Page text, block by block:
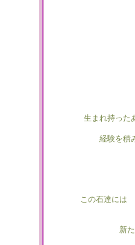
生まれ持っ
経験を積
この石達には
新